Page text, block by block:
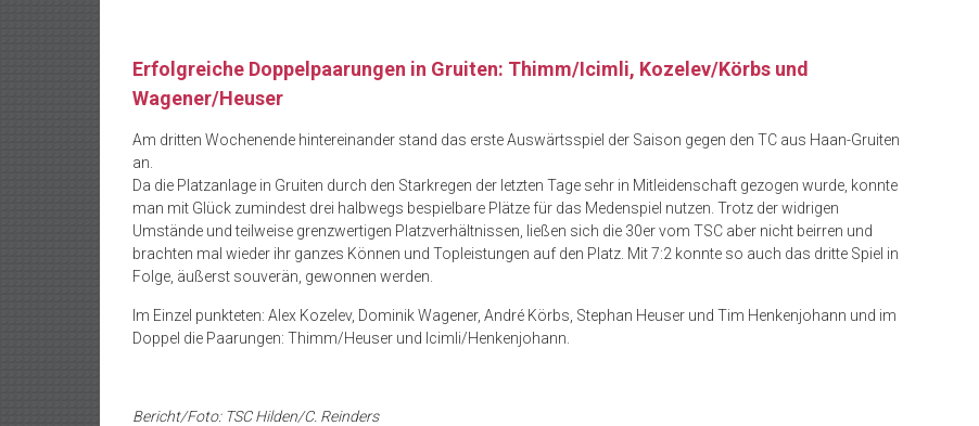
Erfolgreiche Doppelpaarungen in Gruiten: Thimm/Icimli, Kozelev/Körbs und
Wagener/Heuser
Am dritten Wochenende hintereinander stand das erste Auswärtsspiel der Saison gegen den TC aus Haan-Gruiten
an.
Da die Platzanlage in Gruiten durch den Starkregen der letzten Tage sehr in Mitleidenschaft gezogen wurde, konnte
man mit Glück zumindest drei halbwegs bespielbare Plätze für das Medenspiel nutzen. Trotz der widrigen
Umstände und teilweise grenzwertigen Platzverhältnissen, ließen sich die 30er vom TSC aber nicht beirren und
brachten mal wieder ihr ganzes Können und Topleistungen auf den Platz. Mit 7:2 konnte so auch das dritte Spiel in
Folge, äußerst souverän, gewonnen werden.
Im Einzel punkteten: Alex Kozelev, Dominik Wagener, André Körbs, Stephan Heuser und Tim Henkenjohann und im
Doppel die Paarungen: Thimm/Heuser und Icimli/Henkenjohann.
Bericht/Foto: TSC Hilden/C. Reinders